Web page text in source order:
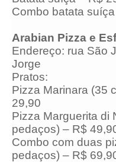
Combo batata
Arabian Pizza e
Endereço: rua São
Jorge
Pratos:
Pizza Marinara (35
29,90
Pizza Marguerita di
pedaços) – R$
Combo com duas
pedaços) – R$